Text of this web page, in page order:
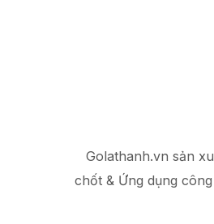
Golathanh.vn sản
chốt & Ứng dụng